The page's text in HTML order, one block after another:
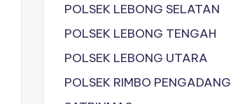
POLSEK LEBONG SELATAN
POLSEK LEBONG TENGAH
POLSEK LEBONG UTARA
POLSEK RIMBO PENGADANG